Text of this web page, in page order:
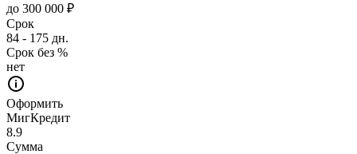
до 300 000 ₽
Срок
84 - 175 дн.
Срок без %
нет
Оформить
МигКредит
8.9
Сумма